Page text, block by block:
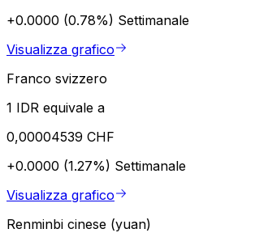
+0.0000 (0.78%) Settimanale
Visualizza grafico
Franco svizzero
1 IDR equivale a
0,00004539 CHF
+0.0000 (1.27%) Settimanale
Visualizza grafico
Renminbi cinese (yuan)